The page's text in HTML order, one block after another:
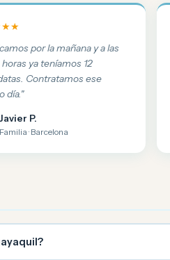
por la mañana y a las
ya teníamos 12
Contratamos ese
día."
Javier P.
Familia · Barcelona